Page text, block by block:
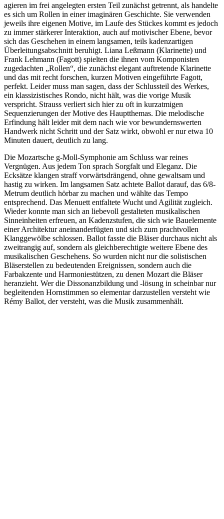
agieren im frei angelegten ersten Teil zunächst getrennt, als handelte
es sich um Rollen in einer imaginären Geschichte. Sie verwenden
jeweils ihre eigenen Motive, im Laufe des Stückes kommt es jedoch
zu immer stärkerer Interaktion, auch auf motivischer Ebene, bevor
sich das Geschehen in einem langsamen, teils kadenzartigen
Überleitungsabschnitt beruhigt. Liana Leßmann (Klarinette) und
Frank Lehmann (Fagott) spielten die ihnen vom Komponisten
zugedachten „Rollen“, die zunächst elegant auftretende Klarinette
und das mit recht forschen, kurzen Motiven eingeführte Fagott,
perfekt. Leider muss man sagen, dass der Schlussteil des Werkes,
ein klassizistisches Rondo, nicht hält, was die vorige Musik
verspricht. Strauss verliert sich hier zu oft in kurzatmigen
Sequenzierungen der Motive des Hauptthemas. Die melodische
Erfindung hält leider mit dem nach wie vor bewundernswerten
Handwerk nicht Schritt und der Satz wirkt, obwohl er nur etwa 10
Minuten dauert, deutlich zu lang.
Die Mozartsche g-Moll-Symphonie am Schluss war reines
Vergnügen. Aus jedem Ton sprach Sorgfalt und Eleganz. Die
Ecksätze klangen straff vorwärtsdrängend, ohne gewaltsam und
hastig zu wirken. Im langsamen Satz achtete Ballot darauf, das 6/8-
Metrum deutlich hörbar zu machen und wählte das Tempo
entsprechend. Das Menuett entfaltete Wucht und Agilität zugleich.
Wieder konnte man sich an liebevoll gestalteten musikalischen
Sinneinheiten erfreuen, an Kadenzstufen, die sich wie Bauelemente
einer Architektur aneinanderfügten und sich zum prachtvollen
Klanggewölbe schlossen. Ballot fasste die Bläser durchaus nicht als
zweitrangig auf, sondern als gleichberechtigte weitere Ebene des
musikalischen Geschehens. So wurden nicht nur die solistischen
Bläserstellen zu bedeutenden Ereignissen, sondern auch die
Farbakzente und Harmoniestützen, zu denen Mozart die Bläser
heranzieht. Wer die Dissonanzbildung und -lösung in scheinbar nur
begleitenden Hornstimmen so elementar darzustellen versteht wie
Rémy Ballot, der versteht, was die Musik zusammenhält.